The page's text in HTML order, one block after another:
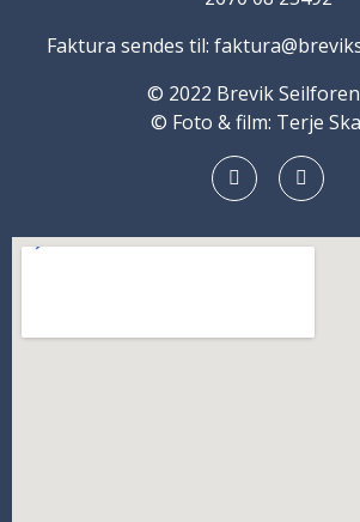
Faktura sendes til:
© 2022 Brevik
© Foto & film: Terje